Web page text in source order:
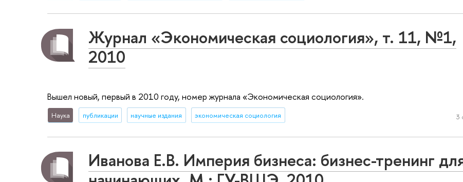
Журнал «Экономическая социология», т. 11, №1,
2010
Вышел новый, первый в 2010 году, номер журнала «Экономическая социология».
Наука публикации научные издания экономическая социология 3
Иванова Е.В. Империя бизнеса: бизнес-тренинг